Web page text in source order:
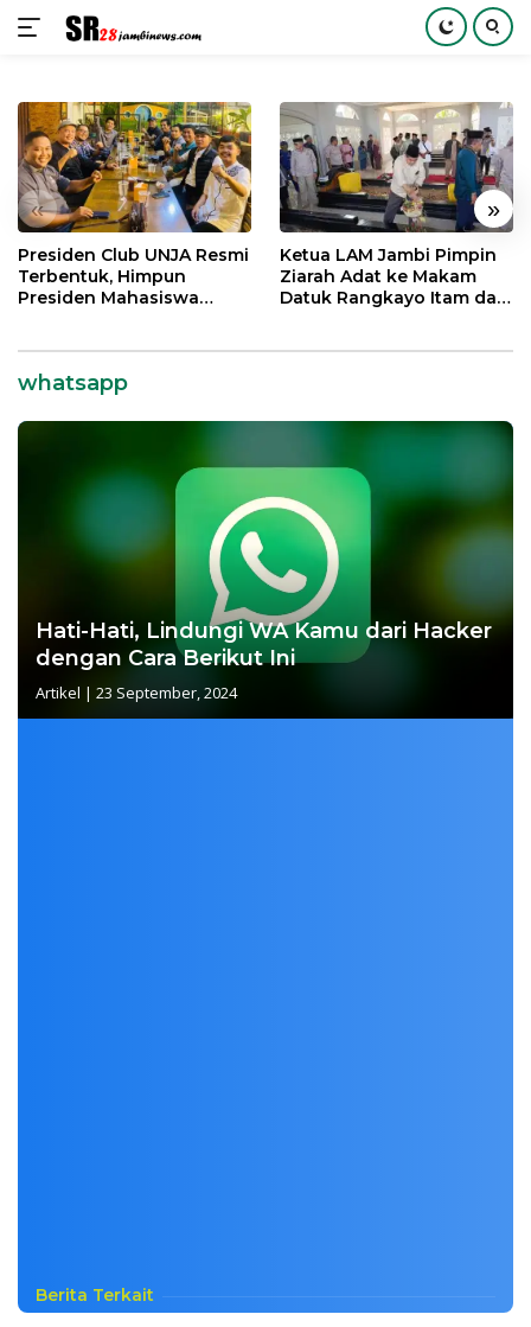
konten
« »
Presiden Club UNJA Resmi
Terbentuk, Himpun
Presiden Mahasiswa
Ketua LAM Jambi Pimpin
Ziarah Adat ke Makam
Datuk Rangkayo Itam dan
whatsapp
Hati-Hati, Lindungi WA Kamu dari Hacker
dengan Cara Berikut Ini
Artikel | 23 September, 2024
Berita Terkait